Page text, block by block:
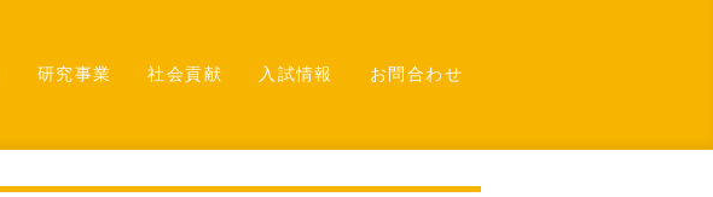
研究事業 社会貢献 入試情報 お問合わせ